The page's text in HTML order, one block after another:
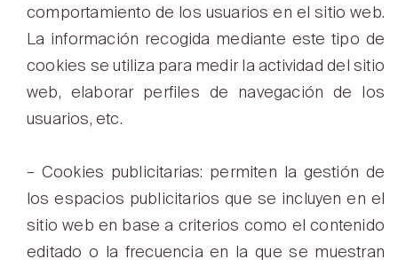
comportamiento de los usuarios en el sitio web.
La información recogida mediante este tipo de
cookies se utiliza para medir la actividad del sitio
web, elaborar perfiles de navegación de los
usuarios, etc.
– Cookies publicitarias: permiten la gestión de
los espacios publicitarios que se incluyen en el
sitio web en base a criterios como el contenido
editado o la frecuencia en la que se muestran